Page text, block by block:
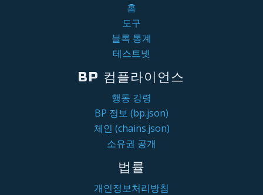
홈
도구
블록 통계
테스트넷
BP 컴플라이언스
행동 강령
BP 정보 (bp.json)
체인 (chains.json)
소유권 공개
법률
개인정보처리방침